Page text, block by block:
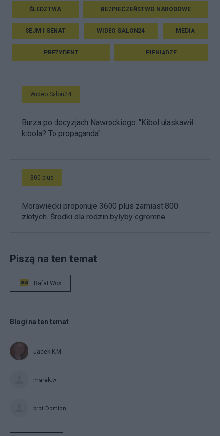
ŚLEDZTWA BEZPIECZEŃSTWO NARODOWE
SEJM I SENAT WIDEO SALON24 MEDIA
PREZYDENT PIENIĄDZE
Wideo Salon24
Burza po decyzjach Nawrockiego. "Kibol ułaskawił
kibola? To propaganda"
800 plus
Morawiecki proponuje 3600 plus zamiast 800
złotych. Środki dla rodzin byłyby ogromne
Piszą na ten temat
Rafał Woś
Blogi na ten temat
Jacek K.M.
marek.w
brat Damian